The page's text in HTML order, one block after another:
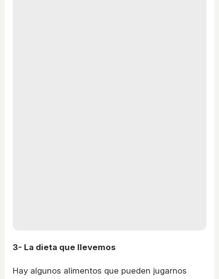
3- La dieta que llevemos
Hay algunos alimentos que pueden jugarnos